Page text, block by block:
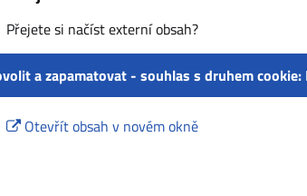
Přejete si načíst externí obsah?
a zapamatovat - souhlas s druhem cookie:
Otevřít obsah v novém okně